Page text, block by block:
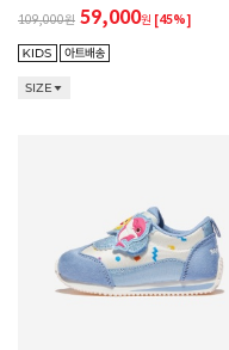
109,000 59,000원 [45%]
SIZE